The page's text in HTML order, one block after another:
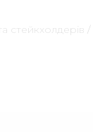
стейкхолдерів /